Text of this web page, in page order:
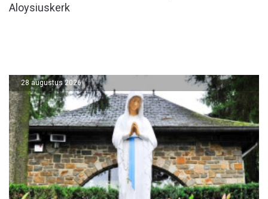
Aloysiuskerk
28 augustus 2026